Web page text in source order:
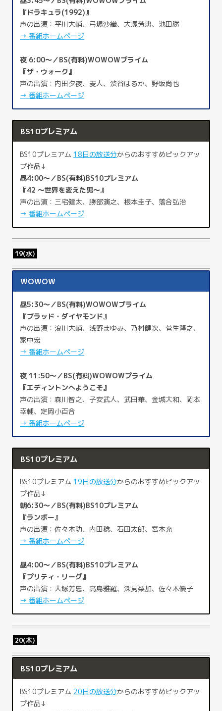
『ドラキュラ(1992)』
声の出演：平川大輔、弓場沙織、大塚芳忠、池田勝
→ 番組ホームページ
夜 6:00～／BS(有料)WOWOWプライム
『ザ・ウォーク』
声の出演：内田夕夜、麦人、渋谷はるか、野坂尚也
→ 番組ホームページ
BS10プレミアム
BS10プレミアム 18日の放送分からのおすすめピックアッ
プ作品↓
昼4:00～／BS(有料)BS10プレミアム
『42 ～世界を変えた男～』
声の出演：三宅健太、勝部演之、根本圭子、落合弘治
→ 番組ホームページ
19(水)
WOWOW
昼5:30～／BS(有料)WOWOWプライム
『ブラッド・ダイヤモンド』
声の出演：浪川大輔、浅野まゆみ、乃村健次、菅生隆之、
家中宏
→ 番組ホームページ
夜 11:50～／BS(有料)WOWOWプライム
『エディントンへようこそ』
声の出演：森川智之、子安武人、武田華、金城大和、岡本
幸輔、定岡小百合
→ 番組ホームページ
BS10プレミアム
BS10プレミアム 19日の放送分からのおすすめピックアッ
プ作品↓
朝6:30～／BS(有料)BS10プレミアム
『ランボー』
声の出演：佐々木功、内田稔、石田太郎、宮本充
→ 番組ホームページ
昼4:00～／BS(有料)BS10プレミアム
『プリティ・リーグ』
声の出演：大塚芳忠、高島雅羅、深見梨加、佐々木優子
→ 番組ホームページ
20(木)
BS10プレミアム
BS10プレミアム 20日の放送分からのおすすめピックアッ
プ作品↓